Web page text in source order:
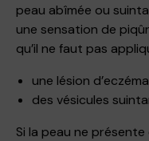
peau abîmée ou
une sensation de
qu’il ne faut pas
une lésion
des vésicules
Si la peau ne